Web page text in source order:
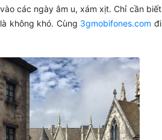
các ngày âm u, xám xịt. Chỉ cần biết
không khó. Cùng 3gmobifones.com đi